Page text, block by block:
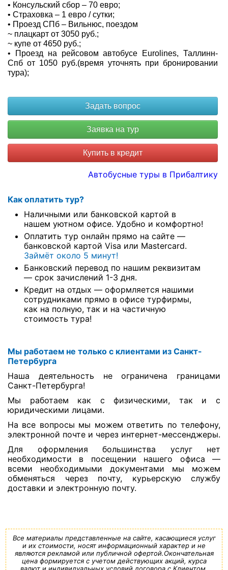
• Консульский сбор – 70 евро;
• Страховка – 1 евро / сутки;
• Проезд СПб – Вильнюс, поездом
~ плацкарт от 3050 руб.;
~ купе от 4650 руб.;
• Проезд на рейсовом автобусе Eurolines, Таллинн-
Спб от 1050 руб.(время уточнять при бронировании
тура);
Купить в кредит
Автобусные туры в Прибалтику
Как оплатить тур?
Наличными или банковской картой в
нашем уютном офисе. Удобно и комфортно!
Оплатить тур онлайн прямо на сайте —
банковской картой Visa или Mastercard.
Займёт около 5 минут!
Банковский перевод по нашим реквизитам
— срок зачислений 1-3 дня.
Кредит на отдых — оформляется нашими
сотрудниками прямо в офисе турфирмы,
как на полную, так и на частичную
стоимость тура!
Мы работаем не только с клиентами из Санкт-
Петербурга
Наша деятельность не ограничена границами
Санкт-Петербурга!
Мы работаем как с физическими, так и с
юридическими лицами.
На все вопросы мы можем ответить по телефону,
электронной почте и через интернет-мессенджеры.
Для оформления большинства услуг нет
необходимости в посещении нашего офиса —
всеми необходимыми документами мы можем
обменяться через почту, курьерскую службу
доставки и электронную почту.
Все материалы представленные на сайте, касающиеся услуг
и их стоимости, носят информационный характер и не
являются рекламой или публичной офертой.Окончательная
цена формируется с учетом действующих акций, курса